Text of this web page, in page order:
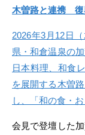
木曽路と連携
2026年3月12日
県・和倉温泉の
日本料理、和食
を展開する木曽
し、「和の食・
会見で登壇した